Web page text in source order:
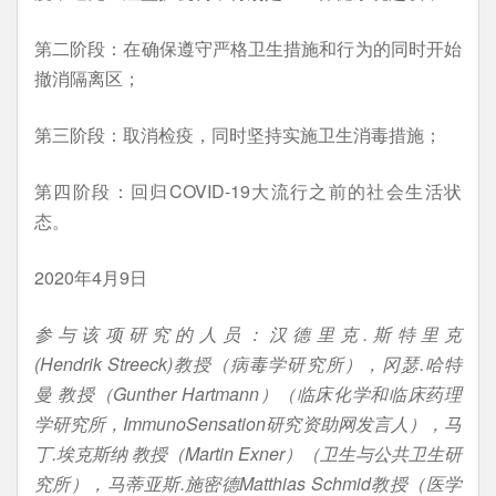
第二阶段：在确保遵守严格卫生措施和行为的同时开始
撤消隔离区；
第三阶段：取消检疫，同时坚持实施卫生消毒措施；
第四阶段：回归COVID-19大流行之前的社会生活状
态。
2020年4月9日
参与该项研究的人员：汉德里克.斯特里克
(Hendrik Streeck)教授（病毒学研究所），冈瑟.哈特
曼 教授（Gunther Hartmann）（临床化学和临床药理
学研究所，ImmunoSensation研究资助网发言人），马
丁.埃克斯纳 教授（Martin Exner）（卫生与公共卫生研
究所），马蒂亚斯.施密德Matthias Schmid教授（医学